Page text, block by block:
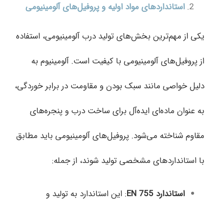
استانداردهای مواد اولیه و پروفیل‌های آلومینیومی
یکی از مهم‌ترین بخش‌های تولید درب آلومینیومی، استفاده
از پروفیل‌های آلومینیومی با کیفیت است. آلومینیوم به
دلیل خواصی مانند سبک بودن و مقاومت در برابر خوردگی،
به عنوان ماده‌ای ایده‌آل برای ساخت درب و پنجره‌های
مقاوم شناخته می‌شود. پروفیل‌های آلومینیومی باید مطابق
با استانداردهای مشخصی تولید شوند، از جمله:
استاندارد
: این استاندارد به تولید و